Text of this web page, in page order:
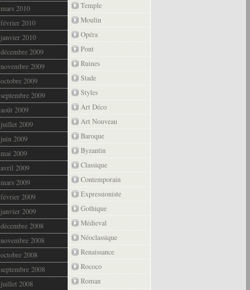
mars 2010
février 2010
janvier 2010
décembre 2009
novembre 2009
octobre 2009
septembre 2009
août 2009
juillet 2009
juin 2009
mai 2009
avril 2009
mars 2009
février 2009
janvier 2009
décembre 2008
novembre 2008
octobre 2008
septembre 2008
juillet 2008
Temple
Moulin
Opéra
Pont
Ruines
Stade
Styles
Art Déco
Art Nouveau
Baroque
Byzantin
Classique
Contemporain
Expressioniste
Gothique
Médieval
Néoclassique
Renaissance
Rococo
Roman